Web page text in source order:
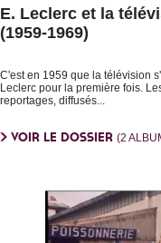
E. Leclerc et la
(1959-1969)
C'est en 1959 que la télévision
Leclerc pour la première fois.
reportages, diffusés...
VOIR LE DOSSIER (2